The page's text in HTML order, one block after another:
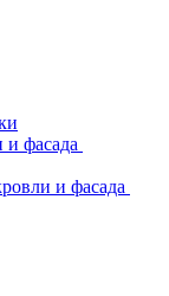
фасада
и фасада